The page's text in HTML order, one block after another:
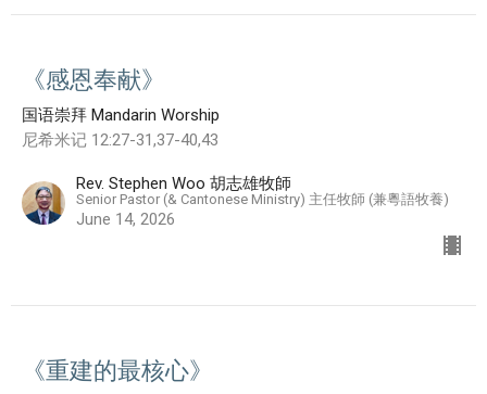
《感恩奉献》
国语崇拜 Mandarin Worship
尼希米记 12:27-31,37-40,43
Rev. Stephen Woo 胡志雄牧師
Senior Pastor (& Cantonese Ministry) 主任牧師 (兼粵語牧養)
June 14, 2026
《重建的最核心》